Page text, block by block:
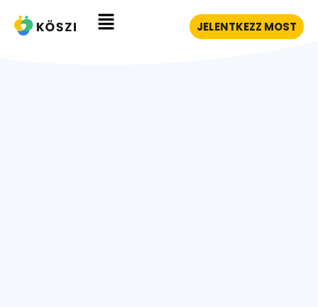
JELENTKEZZ MOST